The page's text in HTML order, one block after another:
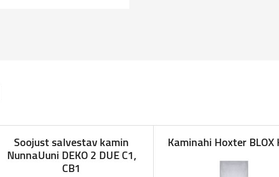
Soojust salvestav kamin
NunnaUuni DEKO 2 DUE C1,
CB1
Kaminahi Hoxter BLOX